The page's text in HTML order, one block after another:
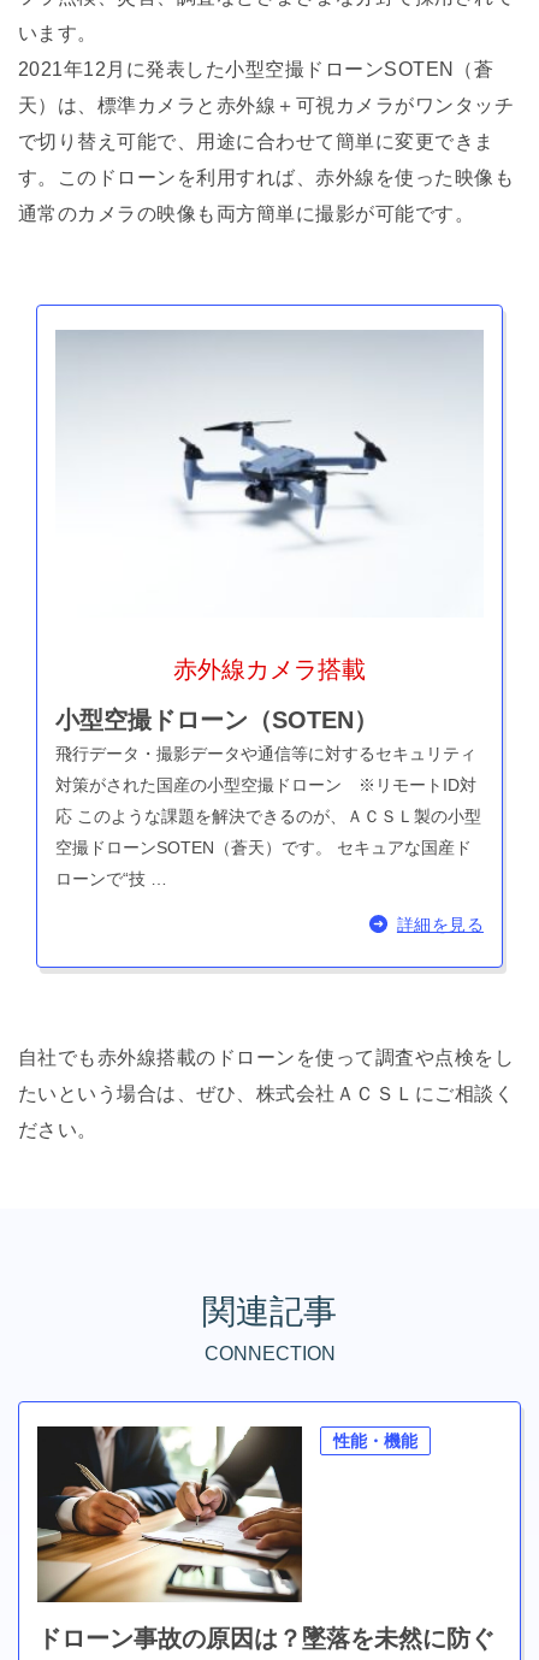
います。
2021年12月に発表した小型空撮ドローンSOTEN（蒼
天）は、標準カメラと赤外線＋可視カメラがワンタッチ
で切り替え可能で、用途に合わせて簡単に変更できま
す。このドローンを利用すれば、赤外線を使った映像も
通常のカメラの映像も両方簡単に撮影が可能です。
赤外線カメラ搭載
小型空撮ドローン（SOTEN）
飛行データ・撮影データや通信等に対するセキュリティ
対策がされた国産の小型空撮ドローン ※リモートID対
応 このような課題を解決できるのが、ＡＣＳＬ製の小型
空撮ドローンSOTEN（蒼天）です。 セキュアな国産ド
ローンで“技 …
詳細を見る
自社でも赤外線搭載のドローンを使って調査や点検をし
たいという場合は、ぜひ、株式会社ＡＣＳＬにご相談く
ださい。
関連記事
CONNECTION
性能・機能
ドローン事故の原因は？墜落を未然に防ぐ